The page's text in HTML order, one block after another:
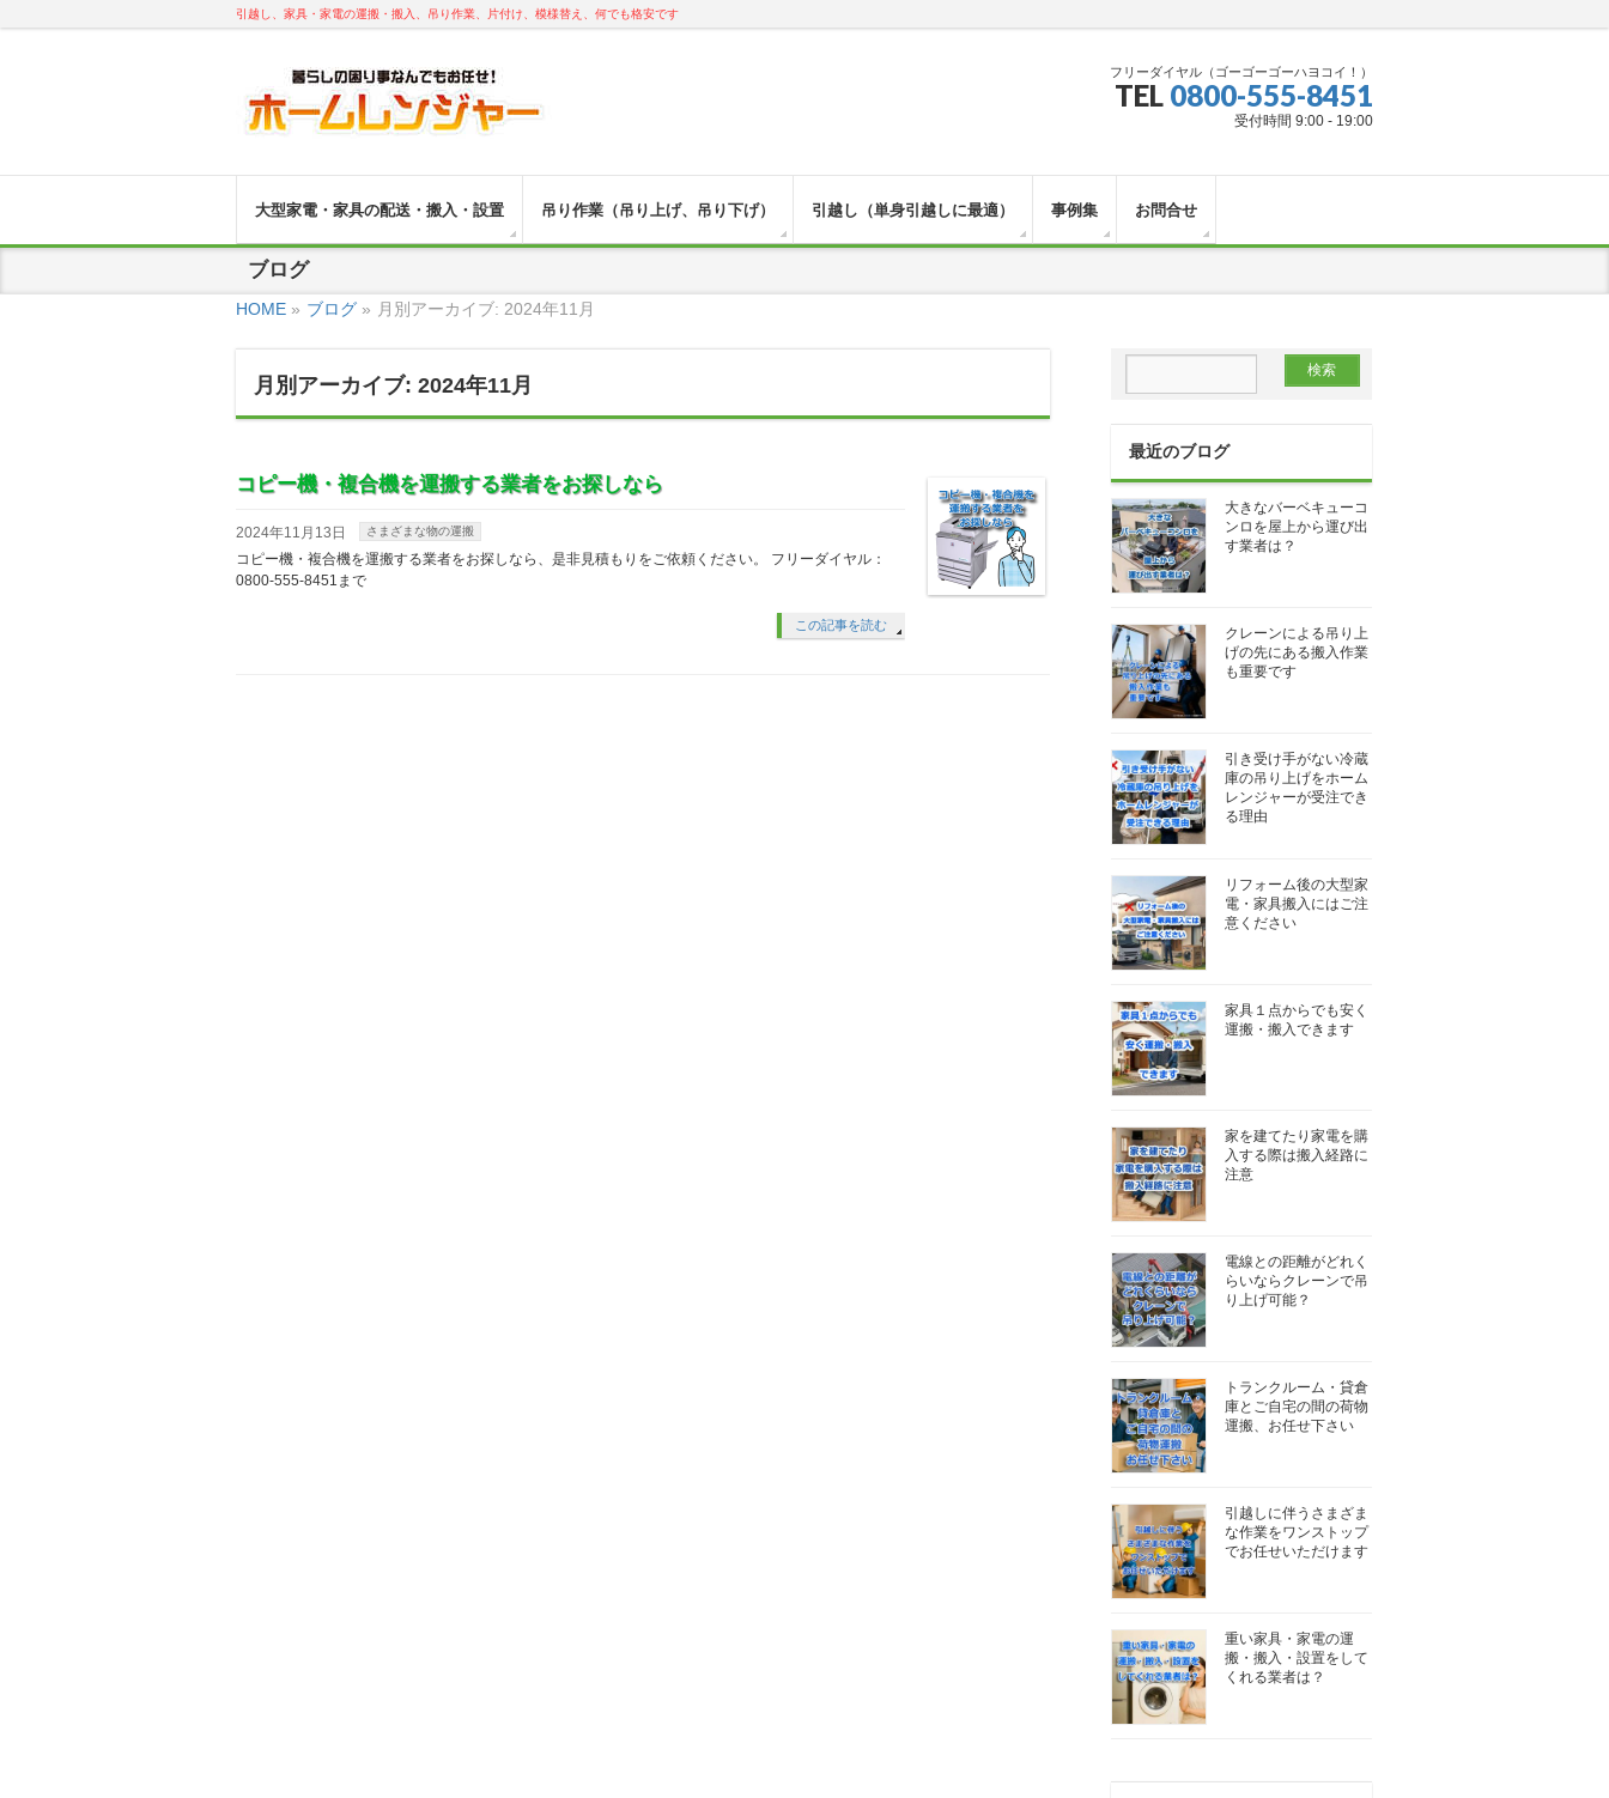
引越し、家具・家電の運搬・搬入、吊り作業、片付け、模様替え、何でも格安です
フリーダイヤル（ゴーゴーゴーハヨコイ！）
TEL 0800-555-8451
受付時間 9:00 - 19:00
大型家電・家具の配送・搬入・設置 吊り作業（吊り上げ、吊り下げ） 引越し（単身引越しに最適） 事例集 お問合せ
ブログ
HOME » ブログ » 月別アーカイブ: 2024年11月
月別アーカイブ: 2024年11月
コピー機・複合機を運搬する業者をお探しなら
2024年11月13日 さまざまな物の運搬
コピー機・複合機を運搬する業者をお探しなら、是非見積もりをご依頼ください。 フリーダイヤル：
0800-555-8451まで
この記事を読む
最近のブログ
大きなバーベキューコ
ンロを屋上から運び出
す業者は？
クレーンによる吊り上
げの先にある搬入作業
も重要です
引き受け手がない冷蔵
庫の吊り上げをホーム
レンジャーが受注でき
る理由
リフォーム後の大型家
電・家具搬入にはご注
意ください
家具１点からでも安く
運搬・搬入できます
家を建てたり家電を購
入する際は搬入経路に
注意
電線との距離がどれく
らいならクレーンで吊
り上げ可能？
トランクルーム・貸倉
庫とご自宅の間の荷物
運搬、お任せ下さい
引越しに伴うさまざま
な作業をワンストップ
でお任せいただけます
重い家具・家電の運
搬・搬入・設置をして
くれる業者は？